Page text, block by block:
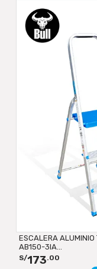
ESCALERA
AB150-3IA...
S/173.00